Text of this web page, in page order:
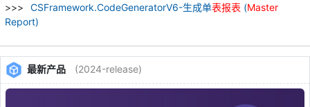
CSFramework.CodeGeneratorV6-生成单表报表 (Master
Report)
最新产品 (2024-release)